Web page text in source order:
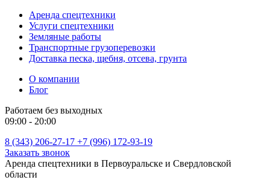
Аренда спецтехники
Услуги спецтехники
Земляные работы
Транспортные грузоперевозки
Доставка песка, щебня, отсева, грунта
О компании
Блог
Работаем без выходных
09:00 - 20:00
8 (343) 206-27-17 +7 (996) 172-93-19
Заказать звонок
Аренда спецтехники в Первоуральске и Свердловской
области